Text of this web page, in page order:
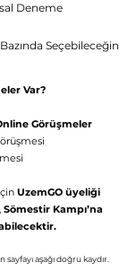
Deneme
Seçebileceğin
Var?
Görüşmeler
UzemGO üyeliği
Sömestir Kampı’na
sayfayı aşağı doğru kaydır.